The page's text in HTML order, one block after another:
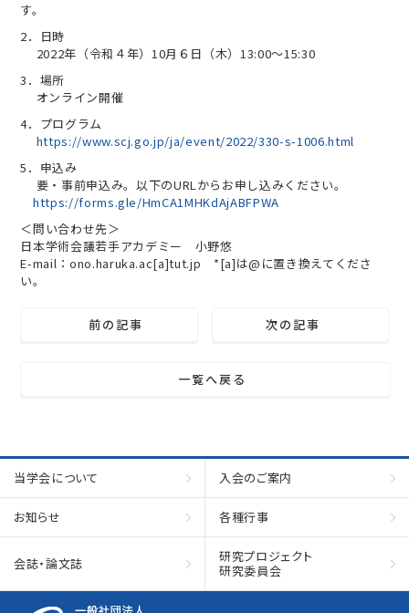
す。
2．日時
2022年（令和４年）10月６日（木）13:00～15:30
3．場所
オンライン開催
4．プログラム
https://www.scj.go.jp/ja/event/2022/330-s-1006.html
5．申込み
要・事前申込み。以下のURLからお申し込みください。
https://forms.gle/HmCA1MHKdAjABFPWA
＜問い合わせ先＞
日本学術会議若手アカデミー 小野悠
E-mail：ono.haruka.ac[a]tut.jp *[a]は@に置き換えてくださ
い。
前の記事
一覧へ戻る
次の記事
当学会について 入会のご案内
お知らせ 各種行事
会誌・論文誌
研究プロジェクト
研究委員会